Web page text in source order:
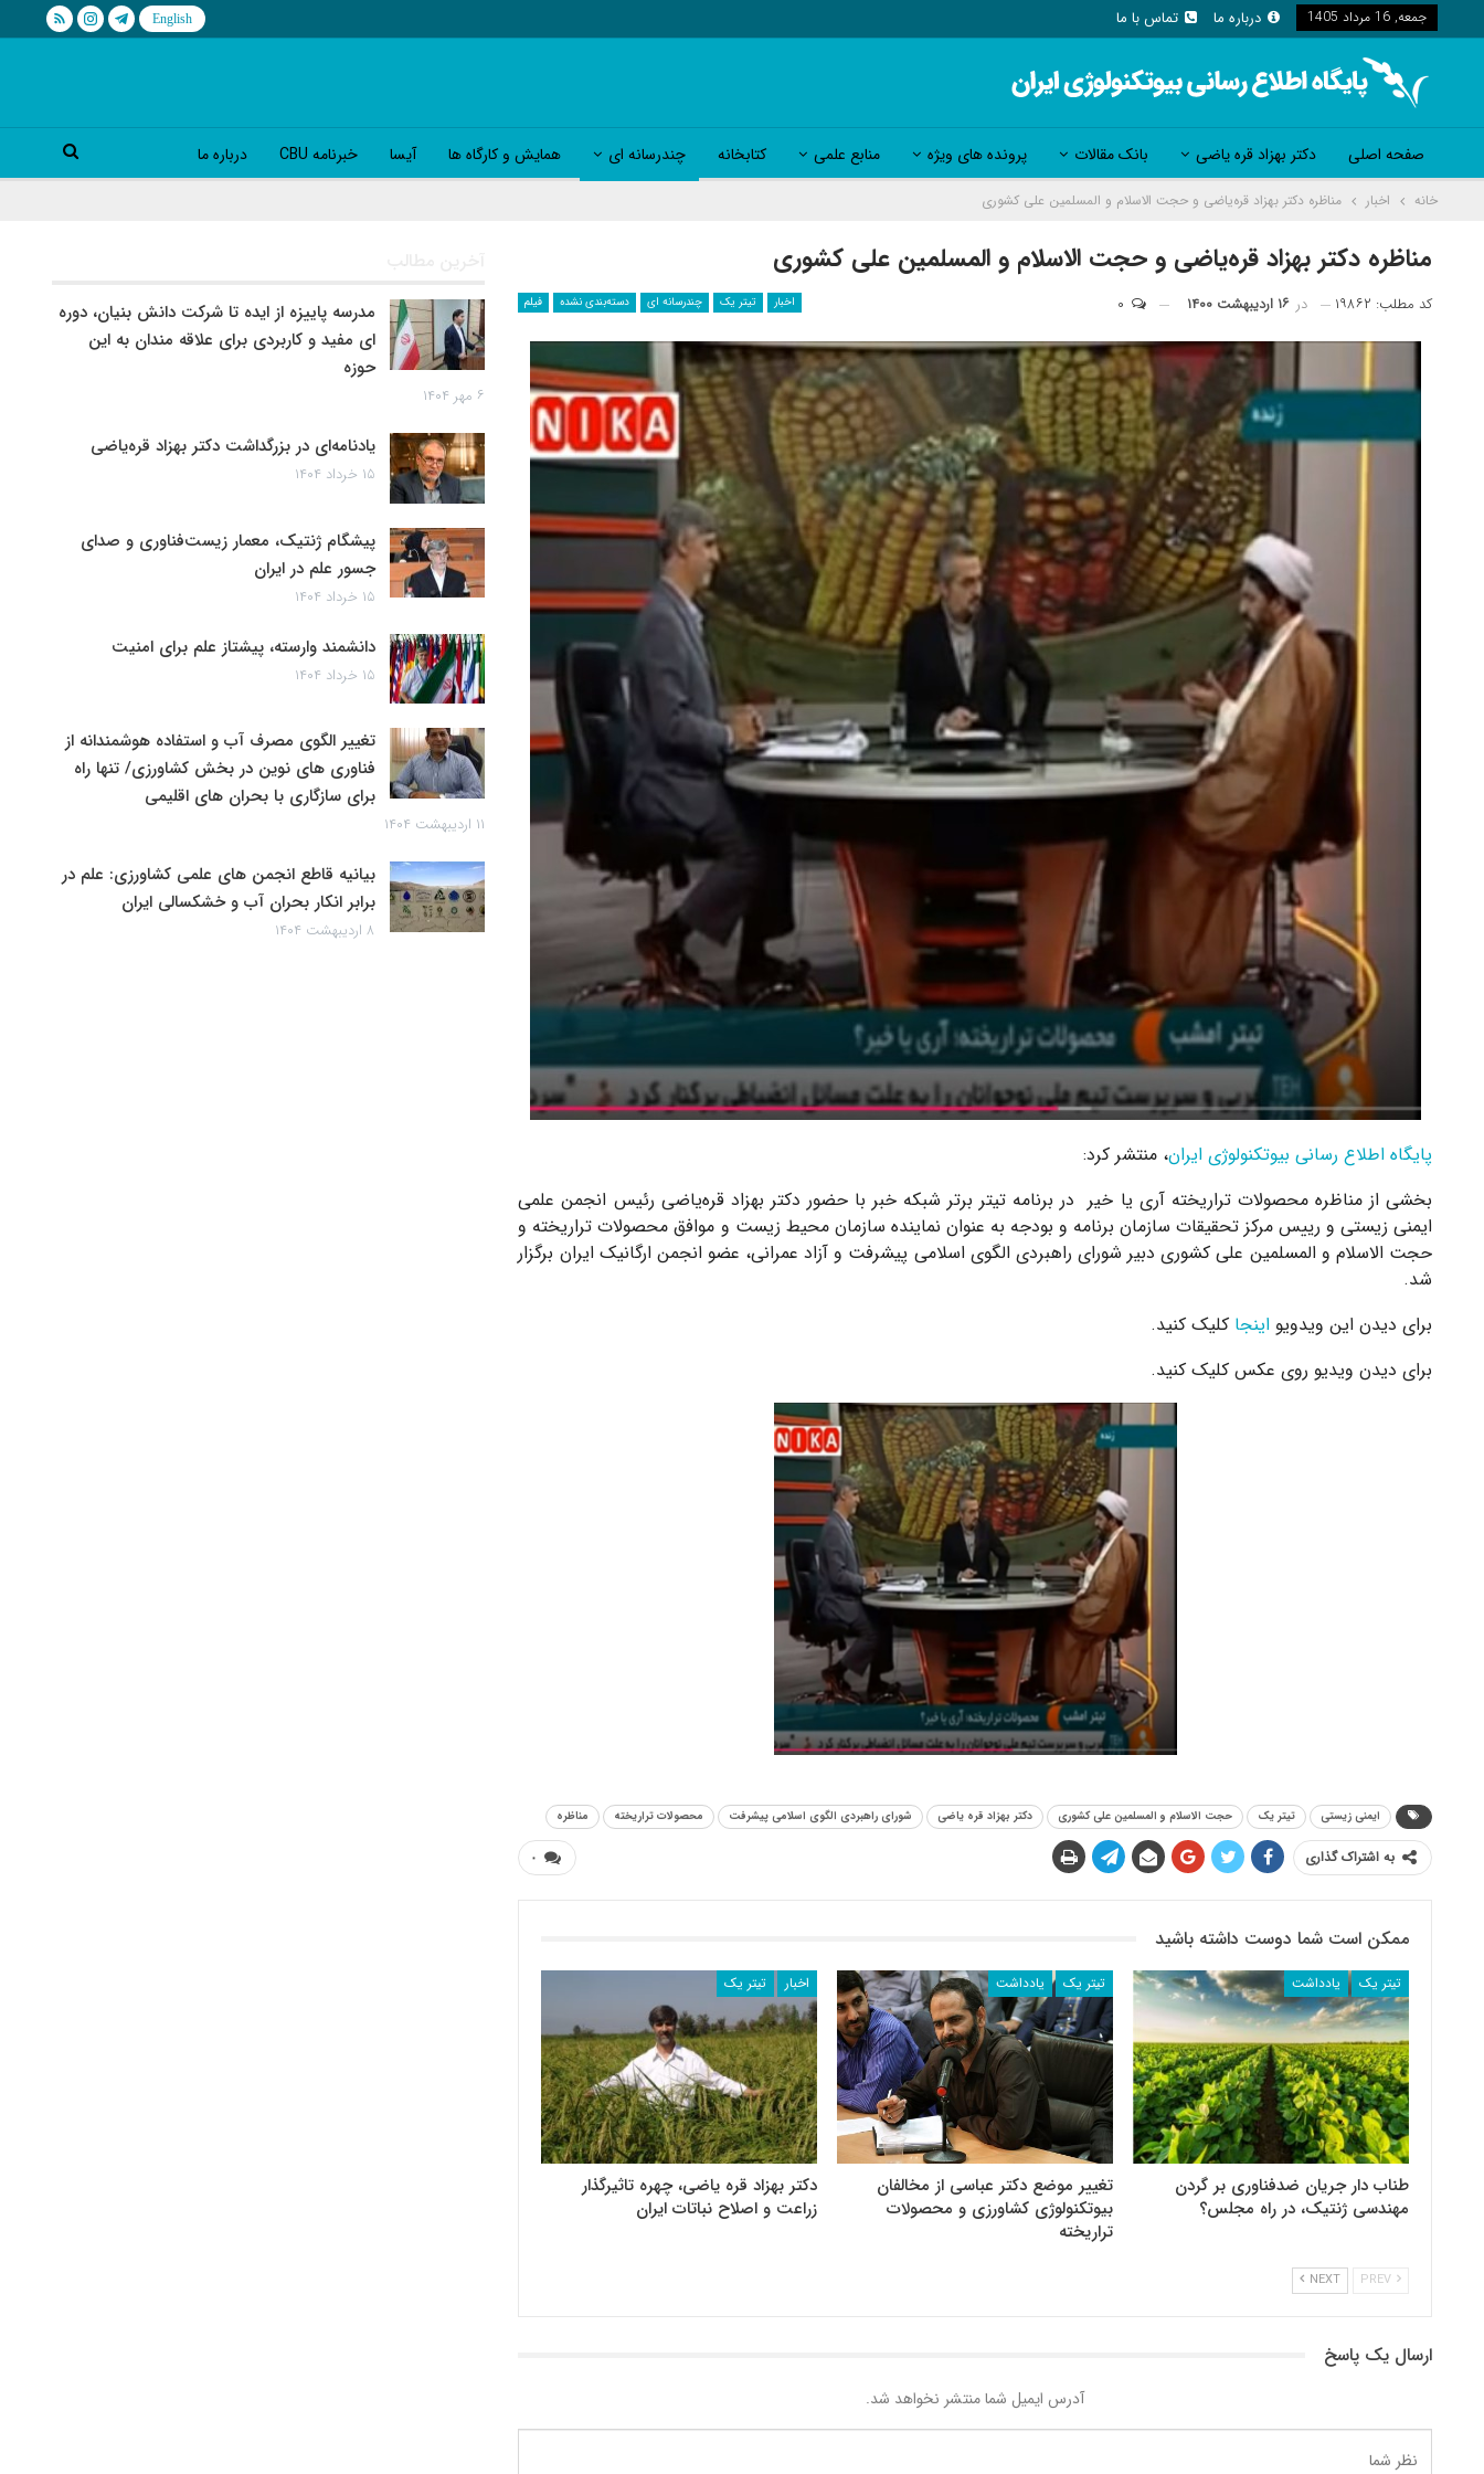
جمعه, 16 مرداد 1405 درباره ما تماس با ما
صفحه اصلی دکتر بهزاد قره یاضی بانک مقالات پرونده های ویژه منابع علمی کتابخانه چندرسانه ای همایش و کارگاه ها آیسا خبرنامه CBU درباره ما
خانه اخبار مناظره دکتر بهزاد قره‌‌یاضی و حجت الاسلام و المسلمین علی کشوری
مناظره دکتر بهزاد قره‌‌یاضی و حجت الاسلام و المسلمین علی کشوری
اخبار تیتر یک چندرسانه ای دسته‌بندی نشده فیلم کد مطلب: ۱۹۸۶۲ در ۱۶ اردیبهشت ۱۴۰۰
پایگاه اطلاع رسانی بیوتکنولوژی ایران، منتشر کرد:
بخشی از مناظره محصولات تراریخته آری یا خیر در برنامه تیتر برتر شبکه خبر با حضور دکتر بهزاد قره‌‌یاضی رئیس انجمن علمی
ایمنی زیستی و رییس مرکز تحقیقات سازمان برنامه و بودجه به عنوان نماینده سازمان محیط زیست و موافق محصولات تراریخته و
حجت الاسلام و المسلمین علی کشوری دبیر شورای راهبردی الگوی اسلامی پیشرفت و آزاد عمرانی، عضو انجمن ارگانیک ایران برگزار
شد.
برای دیدن این ویدویو اینجا کلیک کنید.
برای دیدن ویدیو روی عکس کلیک کنید.
ایمنی زیستی تیتر یک حجت الاسلام و المسلمین علی کشوری دکتر بهزاد قره یاضی شورای راهبردی الگوی اسلامی پیشرفت محصولات تراریخته مناظره
۰ به اشتراک گذاری
ممکن است شما دوست داشته باشید
تیتر یک یادداشت
طناب دار جریان ضد‌فناوری بر گردن
مهندسی ژنتیک، در راه مجلس؟
تیتر یک یادداشت
تغییر موضع دکتر عباسی از مخالفان
بیوتکنولوژی کشاورزی و محصولات
تراریخته
اخبار تیتر یک
دکتر بهزاد قره یاضی، چهره تاثیرگذار
زراعت و اصلاح نباتات ایران
NEXT
ارسال یک پاسخ
آدرس ایمیل شما منتشر نخواهد شد.
آخرین مطالب
مدرسه پاییزه از ایده تا شرکت دانش بنیان، دوره
ای مفید و کاربردی برای علاقه مندان به این
حوزه
۶ مهر ۱۴۰۴
یادنامه‌ای در بزرگداشت دکتر بهزاد قره‌یاضی
۱۵ خرداد ۱۴۰۴
پیشگام ژنتیک، معمار زیست‌فناوری و صدای
جسور علم در ایران
۱۵ خرداد ۱۴۰۴
دانشمند وارسته، پیشتاز علم برای امنیت
۱۵ خرداد ۱۴۰۴
تغییر الگوی مصرف آب و استفاده هوشمندانه از
فناوری های نوین در بخش کشاورزی/ تنها راه
برای سازگاری با بحران های اقلیمی
۱۱ اردیبهشت ۱۴۰۴
بیانیه قاطع انجمن های علمی کشاورزی: علم در
برابر انکار بحران آب و خشکسالی ایران
۸ اردیبهشت ۱۴۰۴